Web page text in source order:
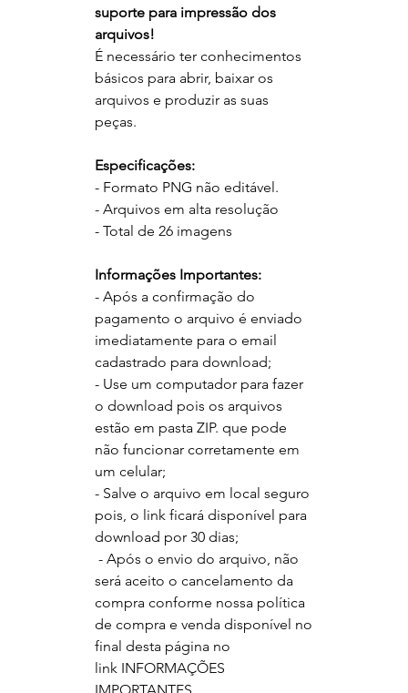
suporte para impressão dos
arquivos!
É necessário ter conhecimentos
básicos para abrir, baixar os
arquivos e produzir as suas
peças.
Especificações:
- Formato PNG não editável.
- Arquivos em alta resolução
- Total de 26 imagens
Informações Importantes:
- Após a confirmação do
pagamento o arquivo é enviado
imediatamente para o email
cadastrado para download;
- Use um computador para fazer
o download pois os arquivos
estão em pasta ZIP. que pode
não funcionar corretamente em
um celular;
- Salve o arquivo em local seguro
pois, o link ficará disponível para
download por 30 dias;
- Após o envio do arquivo, não
será aceito o cancelamento da
compra conforme nossa política
de compra e venda disponível no
final desta página no
link INFORMAÇÕES